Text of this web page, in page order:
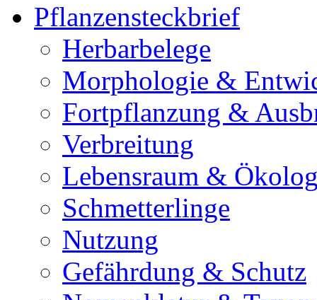
Pflanzensteckbrief
Herbarbelege
Morphologie &
Fortpflanzung &
Verbreitung
Lebensraum &
Schmetterlinge
Nutzung
Gefährdung & Schutz